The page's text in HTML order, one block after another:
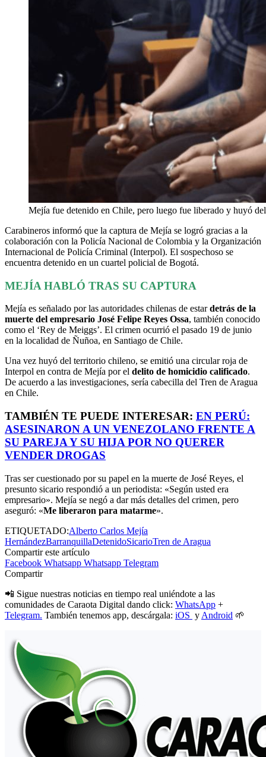
Mejía fue detenido en Chile, pero luego fue liberado y huyó
Carabineros informó que la captura de Mejía se logró gracias a la
colaboración con la Policía Nacional de Colombia y la Organización
Internacional de Policía Criminal (Interpol). El sospechoso se
encuentra detenido en un cuartel policial de Bogotá.
MEJÍA HABLÓ TRAS SU CAPTURA
Mejía es señalado por las autoridades chilenas de estardetrás de la
muerte del empresario José Felipe Reyes Ossa, también conocido
como el ‘Rey de Meiggs’. El crimen ocurrió el pasado 19 de junio
en la localidad de Ñuñoa, en Santiago de Chile.
Una vez huyó del territorio chileno, se emitió una circular roja de
Interpol en contra de Mejía por el delito de homicidio calificado.
De acuerdo a las investigaciones, sería cabecilla del Tren de Aragua
en Chile.
TAMBIÉN TE PUEDE INTERESAR: EN PERÚ:
ASESINARON A UN VENEZOLANO FRENTE A
SU PAREJA Y SU HIJA POR NO QUERER
VENDER DROGAS
Tras ser cuestionado por su papel en la muerte de José Reyes, el
presunto sicario respondió a un periodista: «Según usted era
empresario». Mejía se negó a dar más detalles del crimen, pero
aseguró: «Me liberaron para matarme».
ETIQUETADO:Alberto Carlos Mejía
HernándezBarranquillaDetenidoSicarioTren de Aragua
Compartir este artículo
Facebook Whatsapp Whatsapp Telegram
Compartir
📲 Sigue nuestras noticias en tiempo real uniéndote a las
comunidades de Caraota Digital dando click: WhatsApp +
Telegram. También tenemos app, descárgala: iOS y Android 🌱